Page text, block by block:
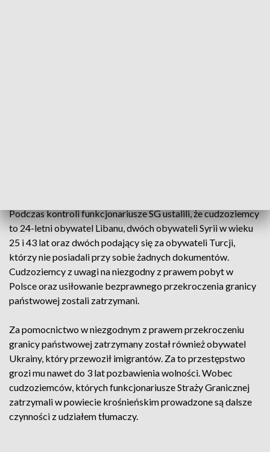
Podczas kontroli funkcjonariusze SG ustalili, że cudzoziemcy
to 24-letni obywatel Libanu, dwóch obywateli Syrii w wieku
25 i 43 lat oraz dwóch podający się za obywateli Turcji,
którzy nie posiadali przy sobie żadnych dokumentów.
Cudzoziemcy z uwagi na niezgodny z prawem pobyt w
Polsce oraz usiłowanie bezprawnego przekroczenia granicy
państwowej zostali zatrzymani.
Za pomocnictwo w niezgodnym z prawem przekroczeniu
granicy państwowej zatrzymany został również obywatel
Ukrainy, który przewoził imigrantów. Za to przestępstwo
grozi mu nawet do 3 lat pozbawienia wolności. Wobec
cudzoziemców, których funkcjonariusze Straży Granicznej
zatrzymali w powiecie krośnieńskim prowadzone są dalsze
czynności z udziałem tłumaczy.